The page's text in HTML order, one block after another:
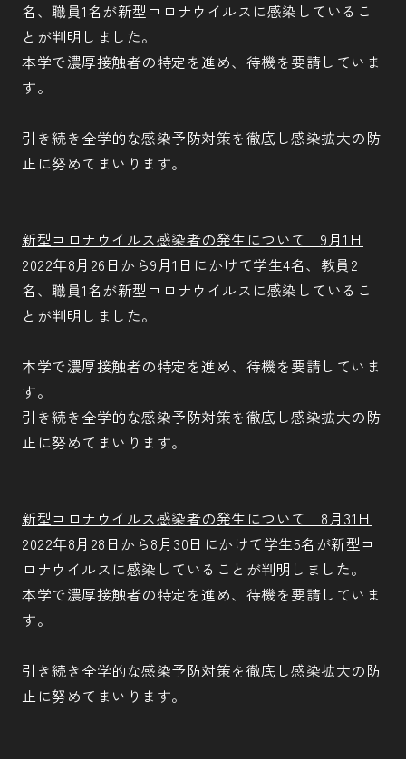
名、職員1名が新型コロナウイルスに感染しているこ
とが判明しました。
本学で濃厚接触者の特定を進め、待機を要請していま
す。
引き続き全学的な感染予防対策を徹底し感染拡大の防
止に努めてまいります。
新型コロナウイルス感染者の発生について 9月1日
2022年8月26日から9月1日にかけて学生4名、教員2
名、職員1名が新型コロナウイルスに感染しているこ
とが判明しました。
本学で濃厚接触者の特定を進め、待機を要請していま
す。
引き続き全学的な感染予防対策を徹底し感染拡大の防
止に努めてまいります。
新型コロナウイルス感染者の発生について 8月31日
2022年8月28日から8月30日にかけて学生5名が新型コ
ロナウイルスに感染していることが判明しました。
本学で濃厚接触者の特定を進め、待機を要請していま
す。
引き続き全学的な感染予防対策を徹底し感染拡大の防
止に努めてまいります。